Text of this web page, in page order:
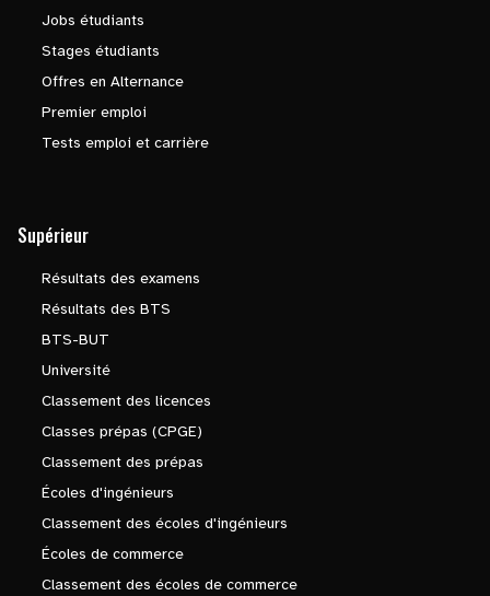
Jobs étudiants
Stages étudiants
Offres en Alternance
Premier emploi
Tests emploi et carrière
Supérieur
Résultats des examens
Résultats des BTS
BTS-BUT
Université
Classement des licences
Classes prépas (CPGE)
Classement des prépas
Écoles d'ingénieurs
Classement des écoles d'ingénieurs
Écoles de commerce
Classement des écoles de commerce